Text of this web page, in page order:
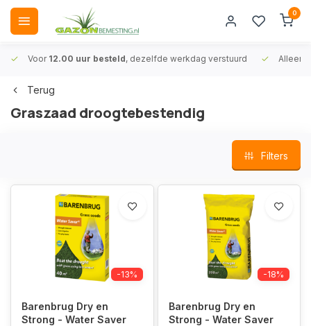
0
Voor 12.00 uur besteld, dezelfde werkdag verstuurd Alleen
Terug
Graszaad droogtebestendig
Filters
-13%
Barenbrug Dry en
Strong - Water Saver
-18%
Barenbrug Dry en
Strong - Water Saver